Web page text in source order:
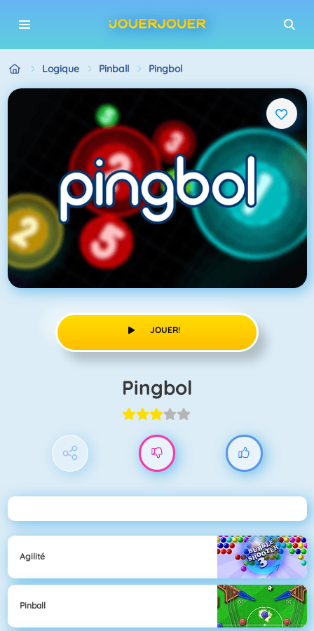
Logique Pinball Pingbol
JOUER!
Pingbol
Agilité
Pinball